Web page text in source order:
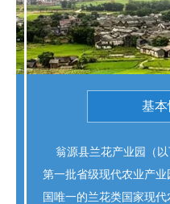
基
第一批省级现代农业产业
国唯一的兰花类国家现